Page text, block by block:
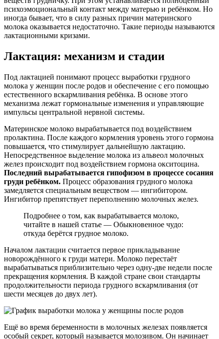
психоэмоциональный контакт между матерью и ребёнком. Но
иногда бывает, что в силу разных причин материнского
молока оказывается недостаточно. Такие периоды называются
лактационными кризами.
Лактация: механизм и стадии
Под лактацией понимают процесс выработки грудного
молока у женщин после родов и обеспечение с его помощью
естественного вскармливания ребёнка. В основе этого
механизма лежат гормональные изменения и управляющие
импульсы центральной нервной системы.
Материнское молоко вырабатывается под воздействием
пролактина. После каждого кормления уровень этого гормона
повышается, что стимулирует дальнейшую лактацию.
Непосредственное выделение молока из альвеол молочных
желез происходит под воздействием гормона окситоцина.
Последний вырабатывается гипофизом в процессе сосания
груди ребёнком. Процесс образования грудного молока
замедляется специальным веществом — ингибитором.
Ингибитор препятствует переполнению молочных желез.
Подробнее о том, как вырабатывается молоко,
читайте в нашей статье — Обыкновенное чудо:
откуда берётся грудное молоко.
Началом лактации считается первое прикладывание
новорождённого к груди матери. Молоко перестаёт
вырабатываться приблизительно через одну-две недели после
прекращения кормления. В каждой стране свои стандарты
продолжительности периода грудного вскармливания (от
шести месяцев до двух лет).
Ещё во время беременности в молочных железах появляется
особый секрет, который называется молозивом. Он начинает